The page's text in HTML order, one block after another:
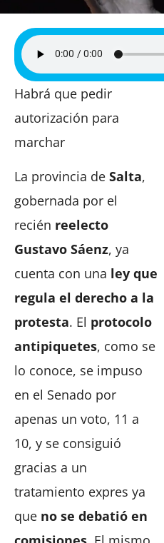
Habrá que pedir
autorización para
marchar
La provincia de Salta,
gobernada por el
recién reelecto
Gustavo Sáenz, ya
cuenta con una ley que
regula el derecho a la
protesta. El protocolo
antipiquetes, como se
lo conoce, se impuso
en el Senado por
apenas un voto, 11 a
10, y se consiguió
gracias a un
tratamiento expres ya
que no se debatió en